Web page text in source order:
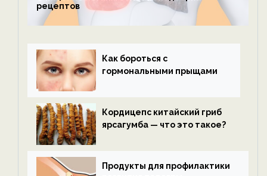
рецептов
Как бороться с
гормональными прыщами
Кордицепс китайский гриб
ярсагумба — что это такое?
Продукты для профилактики